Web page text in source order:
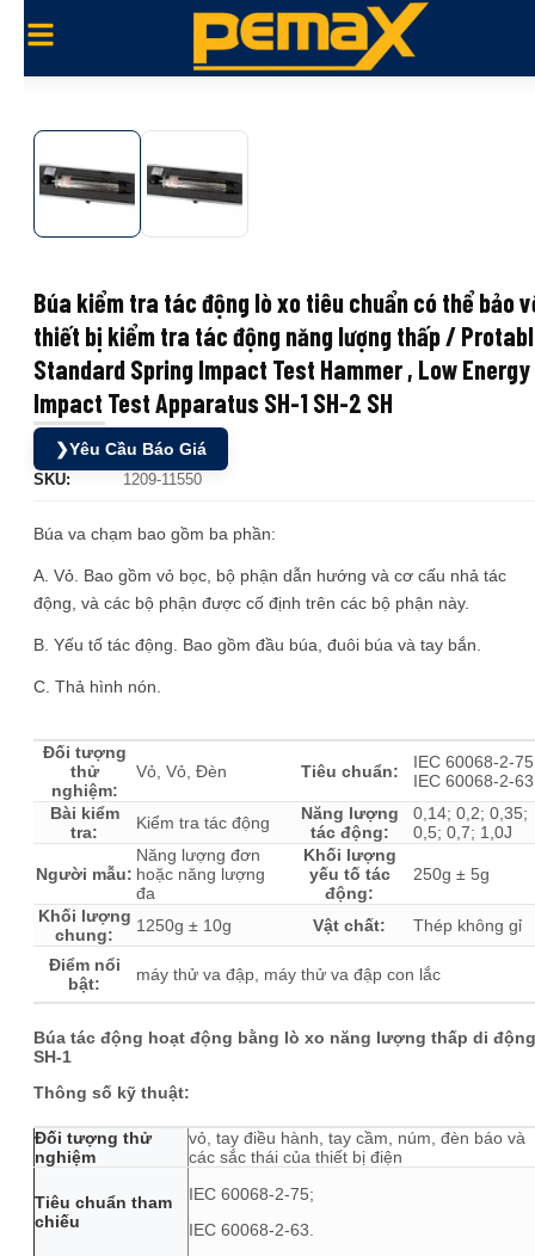
Búa kiểm tra tác động lò xo tiêu chuẩn có thể bảo
thiết bị kiểm tra tác động năng lượng thấp /
Standard Spring Impact Test Hammer , Low Energy
Impact Test Apparatus SH-1 SH-2 SH
❯Yêu Cầu Báo Giá
SKU: 1209-11550
Búa va chạm bao gồm ba phần:
A. Vỏ. Bao gồm vỏ bọc, bộ phận dẫn hướng và cơ cấu nhả tác
động, và các bộ phận được cố định trên các bộ phận này.
B. Yếu tố tác động. Bao gồm đầu búa, đuôi búa và tay bắn.
C. Thả hình nón.
Đối tượng
thử
nghiệm:
Vỏ, Vỏ, Đèn Tiêu chuẩn:
IEC 60068-2-
IEC 60068-2-63
Bài kiểm
tra:
Kiểm tra tác động
Năng lượng
tác động:
0,14; 0,2; 0,35;
0,5; 0,7; 1,0J
Người mẫu:
Năng lượng đơn
hoặc năng lượng
đa
Khối lượng
yếu tố tác
động:
250g ± 5g
Khối lượng
chung:
1250g ± 10g Vật chất: Thép không gỉ
Điểm nổi
bật:
máy thử va đập, máy thử va đập con lắc
Búa tác động hoạt động bằng lò xo năng lượng thấp di động
SH-1
Thông số kỹ thuật:
Đối tượng thử
nghiệm
vỏ, tay điều hành, tay cầm, núm, đèn báo và
các sắc thái của thiết bị điện
Tiêu chuẩn tham
chiếu
IEC 60068-2-75;
IEC 60068-2-63.